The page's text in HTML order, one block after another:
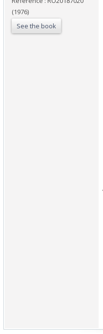
(1976)
See the book